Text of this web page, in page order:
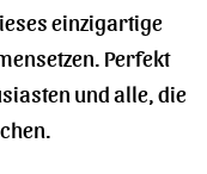
einzigartige
Perfekt
und alle, die